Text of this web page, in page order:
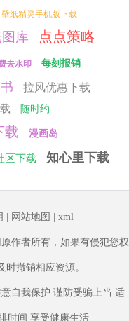
壁纸精灵手机版下载
库 点点策略
去水印 每刻报销
拉风优惠下载
随时约
载 漫画岛
区下载 知心里下载
网站地图 xml
作者所有，如果有侵犯您权
撤销相应资源。
自我保护 谨防受骗上当 适
时间 享受健康生活